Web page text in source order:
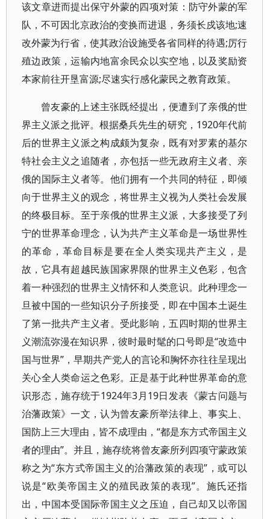
该文章进而提出保守外蒙的四项对策：防守外蒙的军
队，不可因北京政治的变换而进退，务须长戍该地;速
改外蒙为行省，使其政治设施受各省同样的待遇;厉行
殖边政策，运输内地富余民众以实空地，以及奖励资
本家前往开垦富源;尽速实行感化蒙民之教育政策。
曾友豪的上述主张既经提出，便遭到了亲俄的世
界主义派之批评。根据桑兵先生的研究，1920年代前
后的世界主义派之构成颇为复杂，既有对罗素的基尔
特社会主义之追随者，亦包括一些无政府主义者、亲
俄的国际主义者等。他们拥有一个共同的特征，即倾
向于世界主义的观念，将世界主义视为人类社会发展
的终极目标。至于亲俄的世界主义派，大多接受了列
宁的世界革命理念，认为共产主义革命是一场世界性
的革命，革命目标是要在全人类实现共产主义，是
故，它具有超越民族国家界限的世界主义色彩，包含
着一种强烈的世界主义情怀和人类意识。此种理念一
旦被中国的一些知识分子所接受，即在中国本土诞生
了第一批共产主义者。受此影响，五四时期的世界主
义潮流弥漫在知识界，彼时最时髦的口号即是“改造中
国与世界”，早期共产党人的言论和胸怀亦往往呈现出
关心全人类命运之色彩。正是基于此种世界革命的意
识形态，施存统于1924年3月19日发表《蒙古问题与
治藩政策》一文，认为曾友豪所举法律上、事实上、
国防上三大理由，皆不成理由，“都是东方式帝国主义
者的理由”。并且，施存统将曾友豪所列四项守蒙政策
称之为“东方式帝国主义的治藩政策的表现”，或可以
说是“欧美帝国主义的殖民政策的表现”。施氏还指
出，中国本受国际帝国主义之压迫，自己却又以帝国